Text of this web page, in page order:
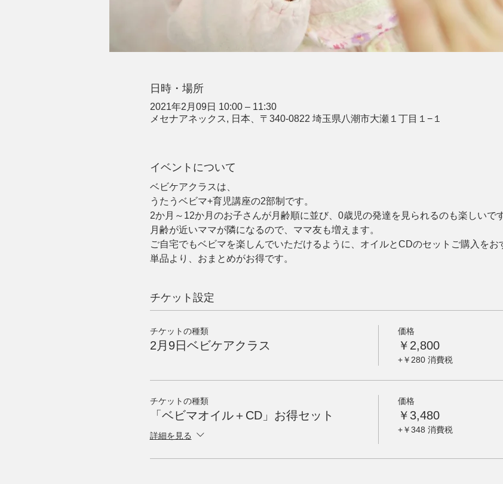
日時・場所
2021年2月09日 10:00 – 11:30
メセナアネックス, 日本、〒340-0822 埼玉県八潮市大瀬１丁目１−１
イベントについて
ベビケアクラスは、
うたうベビマ+育児講座の2部制です。
2か月～12か月のお子さんが月齢順に並び、0歳児の発達を見られるのも楽しいです
月齢が近いママが隣になるので、ママ友も増えます。
ご自宅でもベビマを楽しんでいただけるように、オイルとCDのセットご購入をお
単品より、おまとめがお得です。
チケット設定
チケットの種類
2月9日ベビケアクラス
価格
￥2,800
+￥280 消費税
チケットの種類
「ベビマオイル＋CD」お得セット
詳細を見る
価格
￥3,480
+￥348 消費税